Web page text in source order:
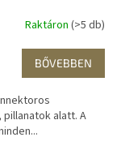
Raktáron (>5 db)
BŐVEBBEN
alatt. A